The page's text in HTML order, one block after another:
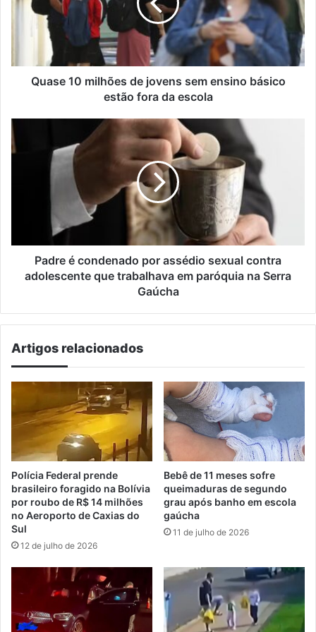
jovens
estão
Quase 10 milhões de jovens sem ensino básico
estão fora da escola
Padre
é
condenado
adolescente
que
trabalhava
Serra
Padre é condenado por assédio sexual contra
adolescente que trabalhava em paróquia na Serra
Gaúcha
Artigos relacionados
Polícia Federal prende
brasileiro foragido na Bolívia
por roubo de R$ 14 milhões
no Aeroporto de Caxias do
Sul
12 de julho de 2026
Bebê de 11 meses sofre
queimaduras de segundo
grau após banho em escola
gaúcha
11 de julho de 2026